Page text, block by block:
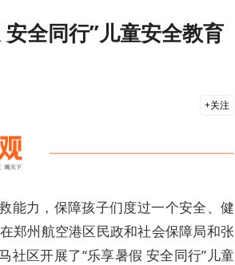
全同行”儿童安全教育
关注
能力，保障孩子们度过一个安全、健
郑州航空港区民政和社会保障局和张
社区开展了“乐享暑假 安全同行”儿童